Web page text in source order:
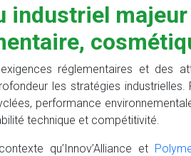
industriel
exigences réglementaires et des
les stratégies
performance
technique et compétitivité.
qu’Innov’Alliance et